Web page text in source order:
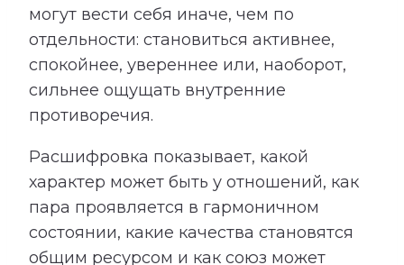
могут вести себя иначе, чем по
отдельности: становиться активнее,
спокойнее, увереннее или, наоборот,
сильнее ощущать внутренние
противоречия.
Расшифровка показывает, какой
характер может быть у отношений, как
пара проявляется в гармоничном
состоянии, какие качества становятся
общим ресурсом и как союз может